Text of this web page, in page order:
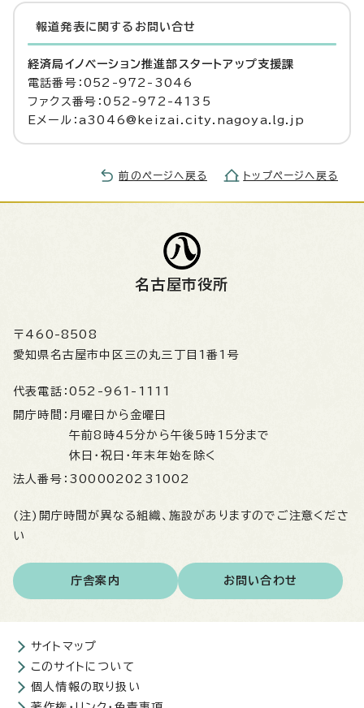
報道発表に関するお問い合せ
経済局イノベーション推進部スタートアップ支援課
電話番号：052-972-3046
ファクス番号：052-972-4135
Eメール：a3046@keizai.city.nagoya.lg.jp
前のページへ戻る トップページへ戻る
名古屋市役所
〒460-8508
愛知県名古屋市中区三の丸三丁目1番1号
代表電話： 052-961-1111
開庁時間： 月曜日から金曜日
午前8時45分から午後5時15分まで
休日・祝日・年末年始を除く
法人番号： 3000020231002
(注)開庁時間が異なる組織、施設がありますのでご注意くださ
い
庁舎案内 お問い合わせ
サイトマップ
このサイトについて
個人情報の取り扱い